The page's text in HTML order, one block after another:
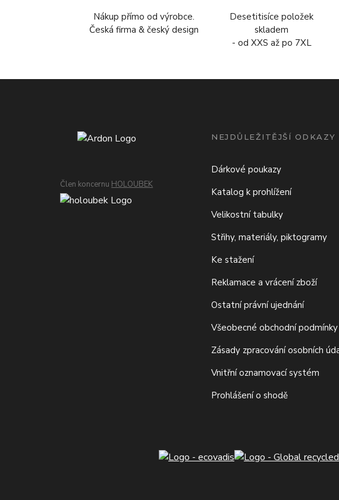
Nákup přímo od výrobce.
Česká firma & český design
Desetitisíce položek
skladem
- od XXS až po 7XL
Člen koncernu HOLOUBEK
NEJDŮLEŽITĚJŠÍ ODKAZY
Dárkové poukazy
Katalog k prohlížení
Velikostní tabulky
Střihy, materiály, piktogramy
Ke stažení
Reklamace a vrácení zboží
Ostatní právní ujednání
Všeobecné obchodní podmínky
Zásady zpracování osobních
Vnitřní oznamovací systém
Prohlášení o shodě